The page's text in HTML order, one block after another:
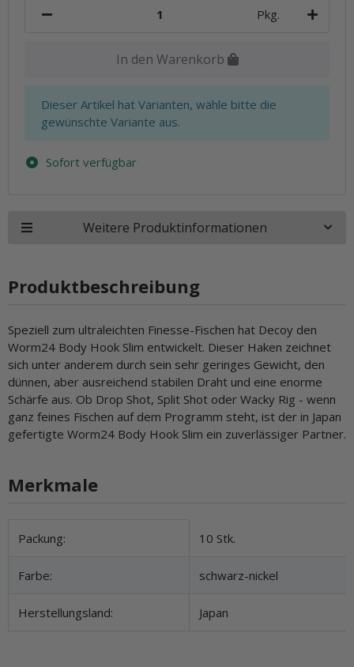
Pkg.
In den Warenkorb
x
Dieser Artikel hat Varianten, wähle bitte die
gewünschte Variante aus.
Sofort verfügbar
Weitere Produktinformationen
Produktbeschreibung
Speziell zum ultraleichten Finesse-Fischen hat Decoy den
Worm24 Body Hook Slim entwickelt. Dieser Haken zeichnet
sich unter anderem durch sein sehr geringes Gewicht, den
dünnen, aber ausreichend stabilen Draht und eine enorme
Schärfe aus. Ob Drop Shot, Split Shot oder Wacky Rig - wenn
ganz feines Fischen auf dem Programm steht, ist der in Japan
gefertigte Worm24 Body Hook Slim ein zuverlässiger Partner.
Merkmale
Produkteigenschaft
Wert
Packung: 10 Stk.
Farbe: schwarz-nickel
Herstellungsland: Japan